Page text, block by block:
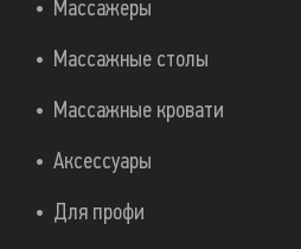
Массажеры
Массажные столы
Массажные кровати
Аксессуары
Для профи